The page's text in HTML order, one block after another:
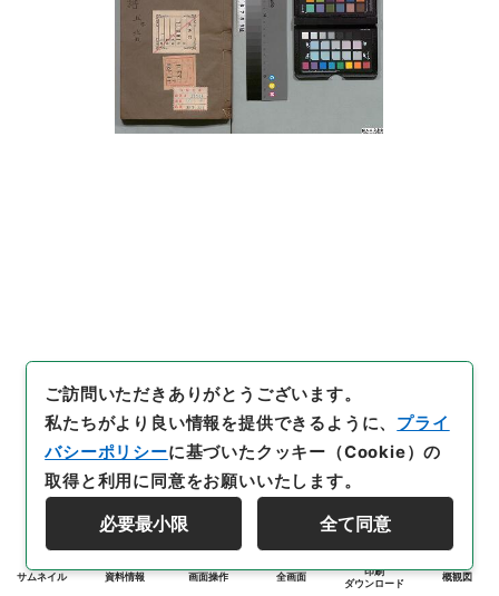
サムネイル 資料情報 画面操作 全画面
印刷
ダウンロード
概観図
ご訪問いただきありがとうございます。
私たちがより良い情報を提供できるように、 プライ
バシーポリシーに基づいたクッキー（Cookie）の
取得と利用に同意をお願いいたします。
必要最小限 全て同意